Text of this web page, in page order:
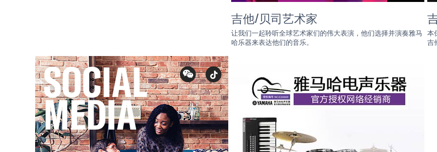
吉他/贝司艺术家
让我们一起聆听全球艺术家们的伟大表演，他们选择并演奏雅马
哈乐器来表达他们的音乐。
本
吉